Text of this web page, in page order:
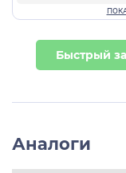
Быстрый
Аналоги